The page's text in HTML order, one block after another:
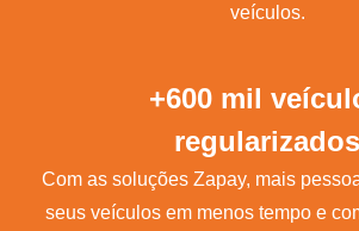
veículos.
+600 mil
regularizados
Com as soluções Zapay, mais
seus veículos em menos tempo e